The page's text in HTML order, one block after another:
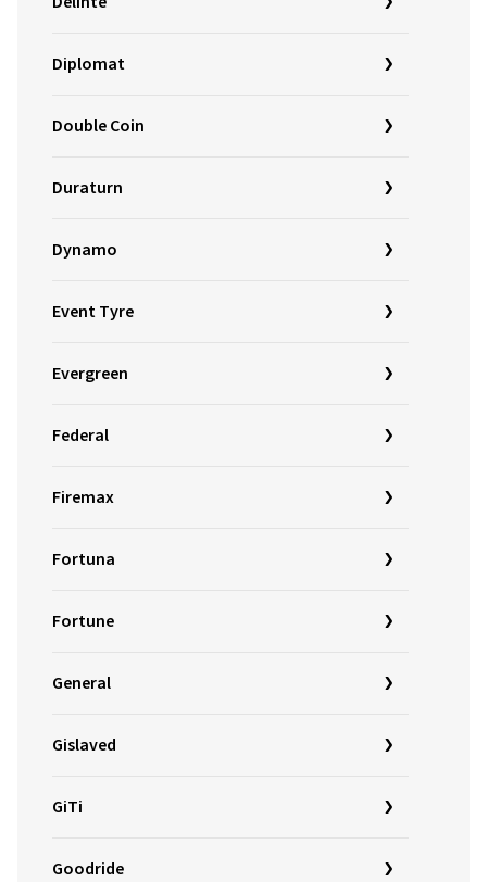
Diplomat
Double Coin
Duraturn
Dynamo
Event Tyre
Evergreen
Federal
Firemax
Fortuna
Fortune
General
Gislaved
GiTi
Goodride